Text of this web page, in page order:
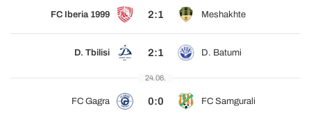
FC Iberia 1999 2:1 Meshakhte
D. Tbilisi 2:1 D. Batumi
24.06.
FC Gagra 0:0 FC Samgurali